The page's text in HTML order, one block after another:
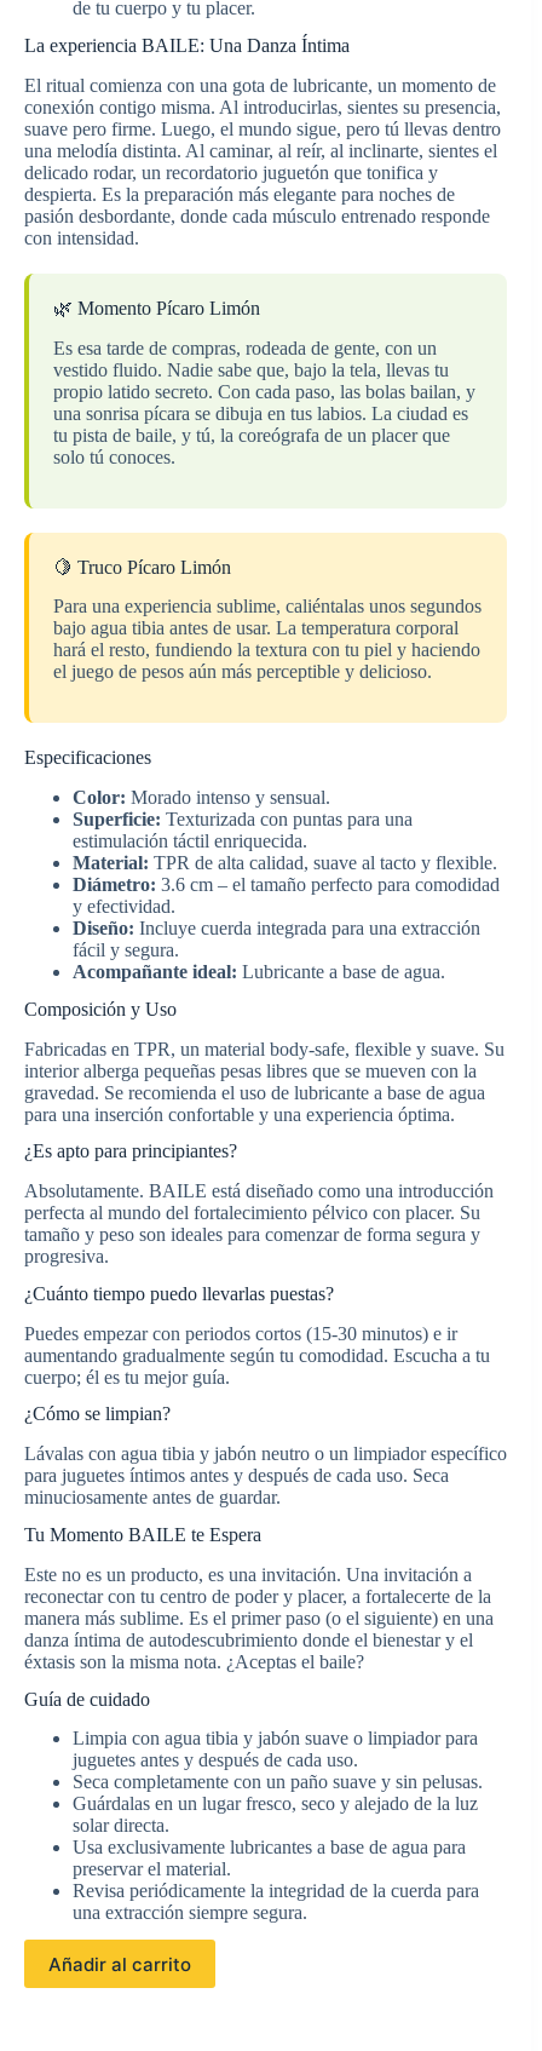
de tu cuerpo y tu placer.
La experiencia BAILE: Una Danza Íntima
El ritual comienza con una gota de lubricante, un momento de
conexión contigo misma. Al introducirlas, sientes su presencia,
suave pero firme. Luego, el mundo sigue, pero tú llevas dentro
una melodía distinta. Al caminar, al reír, al inclinarte, sientes el
delicado rodar, un recordatorio juguetón que tonifica y
despierta. Es la preparación más elegante para noches de
pasión desbordante, donde cada músculo entrenado responde
con intensidad.
🌿 Momento Pícaro Limón
Es esa tarde de compras, rodeada de gente, con un
vestido fluido. Nadie sabe que, bajo la tela, llevas tu
propio latido secreto. Con cada paso, las bolas bailan, y
una sonrisa pícara se dibuja en tus labios. La ciudad es
tu pista de baile, y tú, la coreógrafa de un placer que
solo tú conoces.
🍋 Truco Pícaro Limón
Para una experiencia sublime, caliéntalas unos segundos
bajo agua tibia antes de usar. La temperatura corporal
hará el resto, fundiendo la textura con tu piel y haciendo
el juego de pesos aún más perceptible y delicioso.
Especificaciones
Color: Morado intenso y sensual.
Superficie: Texturizada con puntas para una
estimulación táctil enriquecida.
Material: TPR de alta calidad, suave al tacto y flexible.
Diámetro: 3.6 cm – el tamaño perfecto para comodidad
y efectividad.
Diseño: Incluye cuerda integrada para una extracción
fácil y segura.
Acompañante ideal: Lubricante a base de agua.
Composición y Uso
Fabricadas en TPR, un material body-safe, flexible y suave. Su
interior alberga pequeñas pesas libres que se mueven con la
gravedad. Se recomienda el uso de lubricante a base de agua
para una inserción confortable y una experiencia óptima.
¿Es apto para principiantes?
Absolutamente. BAILE está diseñado como una introducción
perfecta al mundo del fortalecimiento pélvico con placer. Su
tamaño y peso son ideales para comenzar de forma segura y
progresiva.
¿Cuánto tiempo puedo llevarlas puestas?
Puedes empezar con periodos cortos (15-30 minutos) e ir
aumentando gradualmente según tu comodidad. Escucha a tu
cuerpo; él es tu mejor guía.
¿Cómo se limpian?
Lávalas con agua tibia y jabón neutro o un limpiador específico
para juguetes íntimos antes y después de cada uso. Seca
minuciosamente antes de guardar.
Tu Momento BAILE te Espera
Este no es un producto, es una invitación. Una invitación a
reconectar con tu centro de poder y placer, a fortalecerte de la
manera más sublime. Es el primer paso (o el siguiente) en una
danza íntima de autodescubrimiento donde el bienestar y el
éxtasis son la misma nota. ¿Aceptas el baile?
Guía de cuidado
Limpia con agua tibia y jabón suave o limpiador para
juguetes antes y después de cada uso.
Seca completamente con un paño suave y sin pelusas.
Guárdalas en un lugar fresco, seco y alejado de la luz
solar directa.
Usa exclusivamente lubricantes a base de agua para
preservar el material.
Revisa periódicamente la integridad de la cuerda para
una extracción siempre segura.
Añadir al carrito